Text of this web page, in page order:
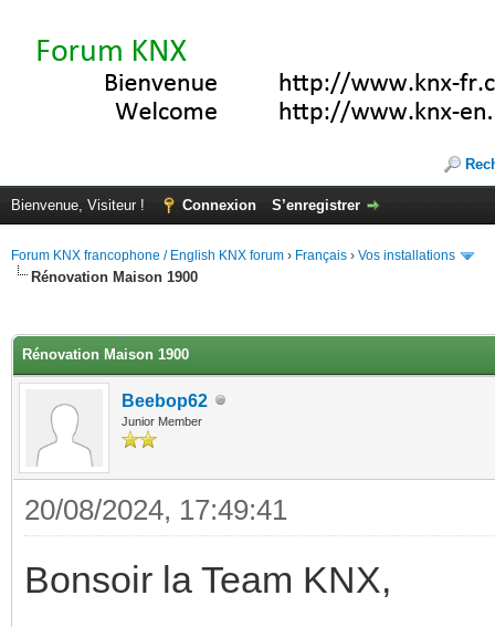
Bienvenue, Visiteur ! Connexion S’enregistrer
Forum KNX francophone / English KNX forum › Français › Vos installations
Rénovation Maison 1900
Rénovation Maison 1900
Beebop62
Junior Member
20/08/2024, 17:49:41
Bonsoir la Team KNX,